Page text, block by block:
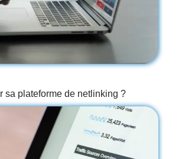
sa plateforme de netlinking ?